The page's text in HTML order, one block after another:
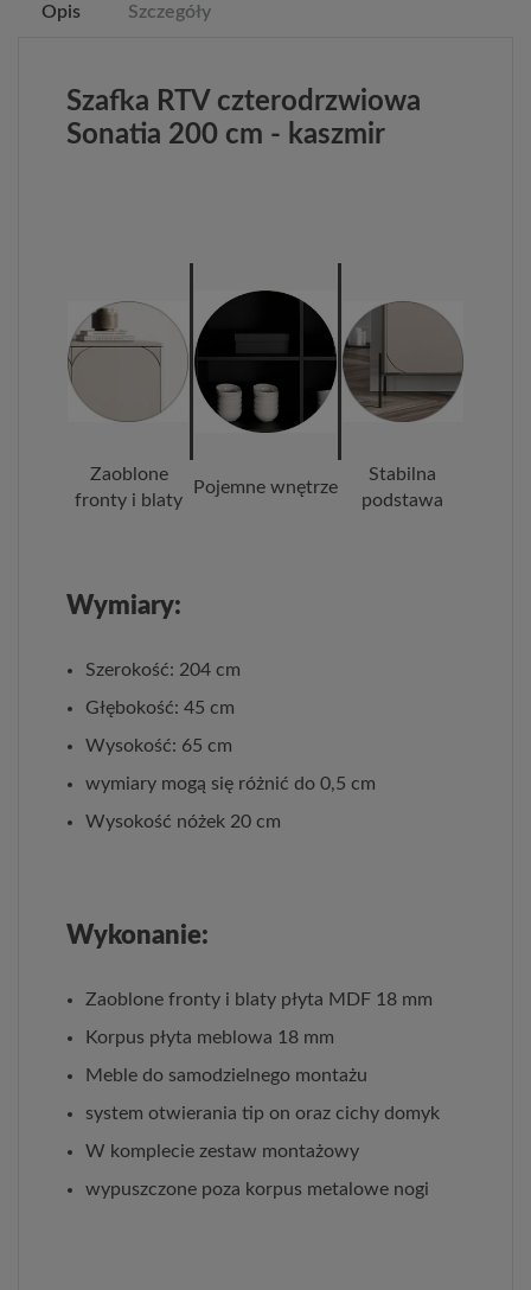
Opis Szczegóły
Szafka RTV czterodrzwiowa
Sonatia 200 cm - kaszmir
Zaoblone
fronty i blaty
Pojemne wnętrze
Stabilna
podstawa
Wymiary:
Szerokość: 204 cm
Głębokość: 45 cm
Wysokość: 65 cm
wymiary mogą się różnić do 0,5 cm
Wysokość nóżek 20 cm
Wykonanie:
Zaoblone fronty i blaty płyta MDF 18 mm
Korpus płyta meblowa 18 mm
Meble do samodzielnego montażu
system otwierania tip on oraz cichy domyk
W komplecie zestaw montażowy
wypuszczone poza korpus metalowe nogi